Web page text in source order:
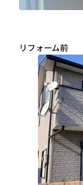
リフォーム前